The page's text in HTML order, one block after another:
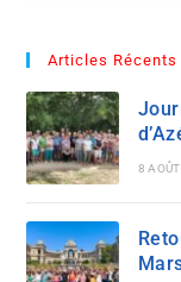
Articles Récents
8